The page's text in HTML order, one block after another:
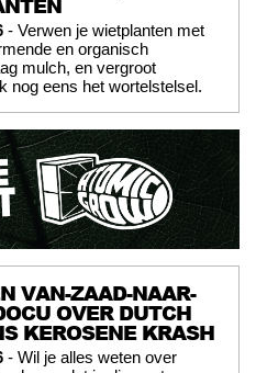
- Verwen je wietplanten met
en organisch
mulch, en vergroot
nog eens het wortelstelsel.
VAN-ZAAD-NAAR-
OVER DUTCH
KEROSENE KRASH
- Wil je alles weten over